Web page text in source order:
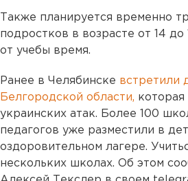
Также планируется временно
подростков в возрасте от 14 до
от учебы время.
Ранее в Челябинске встретили
Белгородской области, которая
украинских атак. Более 100
педагогов уже разместили в
оздоровительном лагере.
нескольких школах. Об этом